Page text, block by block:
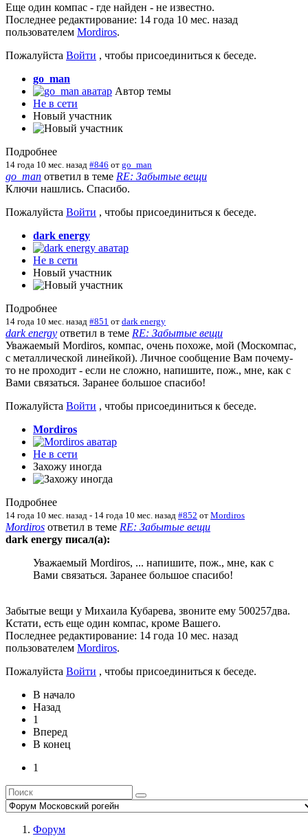
Еще один компас - где найден - не известно.
Последнее редактирование: 14 года 10 мес. назад
пользователем Mordiros.
Пожалуйста Войти , чтобы присоединиться к беседе.
go_man
Автор темы
Не в сети
Новый участник
Подробнее
14 года 10 мес. назад #846 от go_man
go_man ответил в теме RE: Забытые вещи
Ключи нашлись. Спасибо.
Пожалуйста Войти , чтобы присоединиться к беседе.
dark energy
Не в сети
Новый участник
Подробнее
14 года 10 мес. назад #851 от dark energy
dark energy ответил в теме RE: Забытые вещи
Уважаемый Mordiros, компас, очень похоже, мой (Москомпас,
с металлической линейкой). Личное сообщение Вам почему-
то не проходит - если не сложно, напишите, пож., мне, как с
Вами связаться. Заранее большое спасибо!
Пожалуйста Войти , чтобы присоединиться к беседе.
Mordiros
Не в сети
Захожу иногда
Подробнее
14 года 10 мес. назад - 14 года 10 мес. назад #852 от Mordiros
Mordiros ответил в теме RE: Забытые вещи
dark energy писал(а):
Уважаемый Mordiros, ... напишите, пож., мне, как с
Вами связаться. Заранее большое спасибо!
Забытые вещи у Михаила Кубарева, звоните ему 500257два.
Кстати, есть еще один компас, кроме Вашего.
Последнее редактирование: 14 года 10 мес. назад
пользователем Mordiros.
Пожалуйста Войти , чтобы присоединиться к беседе.
В начало
Назад
1
Вперед
В конец
1
Форум